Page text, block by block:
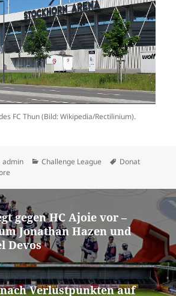
FC Thun (Bild: Wikipedia/Rectilinium).
Autor
admin Kategorien
Challenge League Schlagwörter
Donat
gegen HC Ajoie vor –
Jonathan Hazen und
Devos
Verlustpunkten auf